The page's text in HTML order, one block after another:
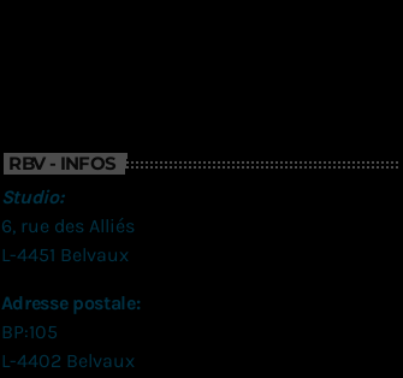
RBV - INFOS
Studio:
6, rue des Alliés
L-4451 Belvaux
Adresse postale:
BP:105
L-4402 Belvaux